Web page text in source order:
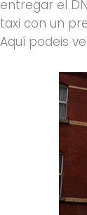
entregar el
taxi con un
Aquí podeis